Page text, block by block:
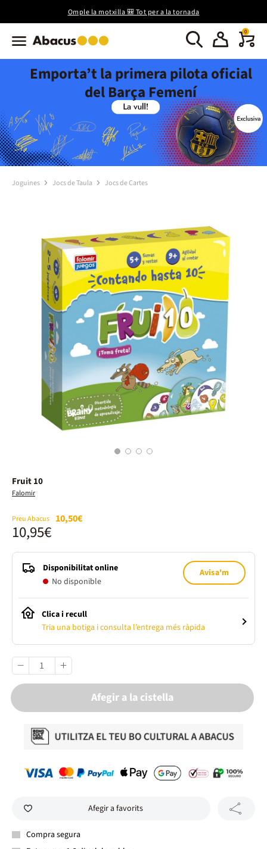
Omple la motxilla 🎒 Tot per a la tornada
0
Emporta’t la primera pilota oficial
del Barça Femení
Joguines Jocs de Taula Jocs de Cartes
1 2 3 4
Fruit 10
Falomir
Preu Abacus 10,50€
10,95€
Disponibilitat online
No disponible
Avisa'm
Clica i recull
Tria una botiga i consulta l’entrega més ràpida
Afegir a la cistella
Afegir a favorits
Compra segura